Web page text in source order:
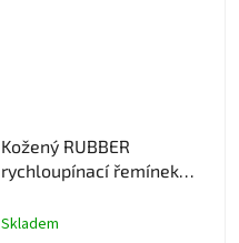
Kožený RUBBER
rychloupínací řemínek
Skladem